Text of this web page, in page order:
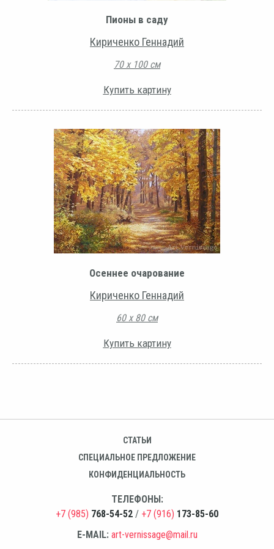
Пионы в саду
Кириченко Геннадий
70 х 100 см
Купить картину
Осеннее очарование
Кириченко Геннадий
60 х 80 см
Купить картину
СТАТЬИ
СПЕЦИАЛЬНОЕ ПРЕДЛОЖЕНИЕ
КОНФИДЕНЦИАЛЬНОСТЬ
ТЕЛЕФОНЫ:
+7 (985) 768-54-52 / +7 (916) 173-85-60
E-MAIL: art-vernissage@mail.ru